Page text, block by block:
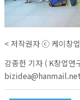
< 저작권자 ⓒ 케이창
강종헌 기자 ( K창업연
bizidea@hanmail.net